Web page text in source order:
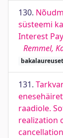
130.
süsteemi
Interest
Remmel,
131.
raadiole.
realization